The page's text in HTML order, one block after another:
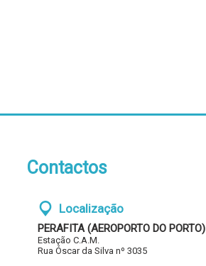
Contactos
Localização
PERAFITA (AEROPORTO DO PORTO)
Estação C.A.M.
Rua Óscar da Silva nº 3035